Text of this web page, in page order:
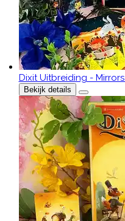
Dixit Uitbreiding - Mirrors
Bekijk details